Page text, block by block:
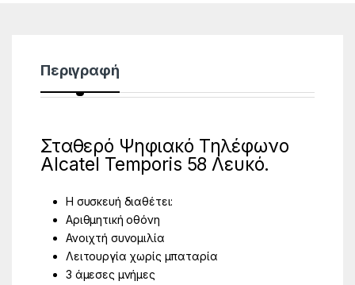
Περιγραφή
Σταθερό Ψηφιακό Τηλέφωνο
Alcatel Temporis 58 Λευκό.
Η συσκευή διαθέτει:
Αριθμητική οθόνη
Ανοιχτή συνομιλία
Λειτουργία χωρίς μπαταρία
3 άμεσες μνήμες